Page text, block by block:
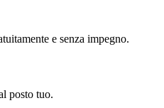
e senza impegno.
posto tuo.